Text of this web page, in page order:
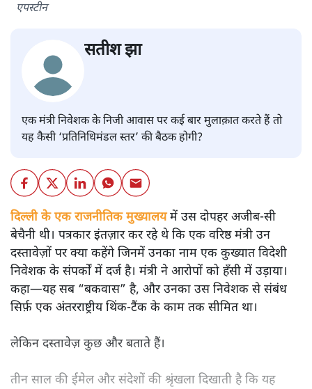
एपस्टीन
सतीश झा
एक मंत्री निवेशक के निजी आवास पर कई बार मुलाक़ात करते हैं तो
यह कैसी ‘प्रतिनिधिमंडल स्तर’ की बैठक होगी?
दिल्ली के एक राजनीतिक मुख्यालयमें उस दोपहर अजीब-सी
बेचैनी थी। पत्रकार इंतज़ार कर रहे थे कि एक वरिष्ठ मंत्री उन
दस्तावेज़ों पर क्या कहेंगे जिनमें उनका नाम एक कुख्यात विदेशी
निवेशक के संपर्कों में दर्ज है। मंत्री ने आरोपों को हँसी में उड़ाया।
कहा—यह सब “बकवास” है, और उनका उस निवेशक से संबंध
सिर्फ़ एक अंतरराष्ट्रीय थिंक‑टैंक के काम तक सीमित था।
लेकिन दस्तावेज़ कुछ और बताते हैं।
तीन साल की ईमेल और संदेशों की श्रृंखला दिखाती है कि यह